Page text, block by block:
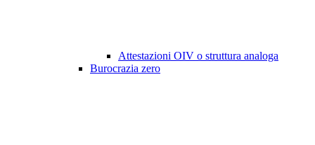
Attestazioni OIV o struttura analoga
Burocrazia zero